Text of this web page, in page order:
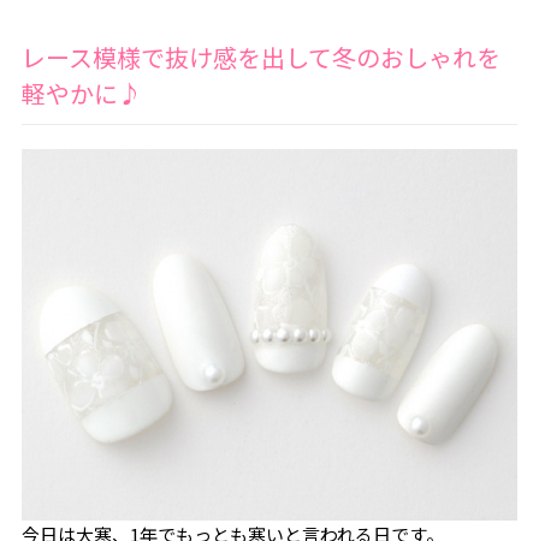
レース模様で抜け感を出して冬のおしゃれを
軽やかに♪
今日は大寒、 1年でもっとも寒いと言われる日です。